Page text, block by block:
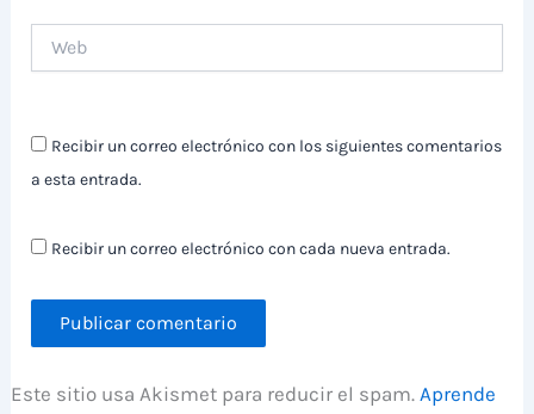
Recibir un correo electrónico con los siguientes comentarios
a esta entrada.
Recibir un correo electrónico con cada nueva entrada.
Este sitio usa Akismet para reducir el spam.Aprende